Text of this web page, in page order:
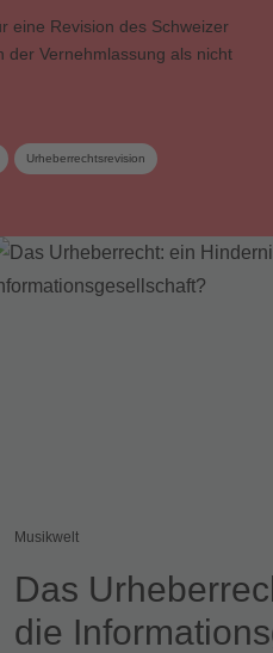
eine Revision des Schweizer
der Vernehmlassung als nicht
Urheberrechtsrevision
Musikwelt
Das
die